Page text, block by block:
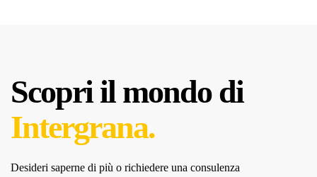
Scopri il mondo di
Intergrana.
Desideri saperne di più o richiedere una consulenza